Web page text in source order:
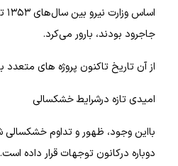
جاجرود بودند، بارور می‌کرد.
از آن تاریخ تاکنون پروژه های
امیدی تازه درشرایط خشکسالی
بااین وجود، ظهور و تداوم خشکسالی
دوباره درکانون توجهات قرار داده